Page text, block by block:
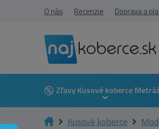
O nás Recenzie Doprava a
ZľavyKusové koberce
Kusové koberce